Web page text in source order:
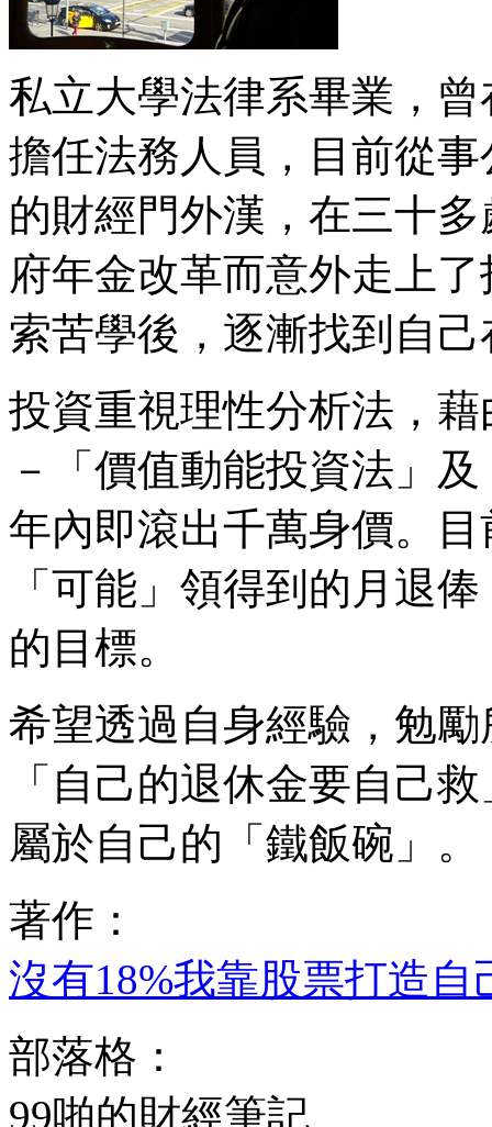
私立大學法律系畢業，
擔任法務人員，目前從
的財經門外漢，在三十
府年金改革而意外走上
索苦學後，逐漸找到自
投資重視理性分析法，
－「價值動能投資法」
年內即滾出千萬身價。
「可能」領得到的月退
的目標。
希望透過自身經驗，勉
「自己的退休金要自己
屬於自己的「鐵飯碗」。
著作：
沒有18%我靠股票打造自
部落格：
99啪的財經筆記